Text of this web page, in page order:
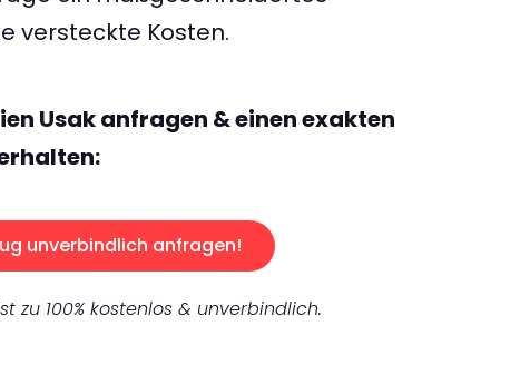
versteckte Kosten.
Usak anfragen & einen exakten
unverbindlich anfragen!
zu 100% kostenlos & unverbindlich.